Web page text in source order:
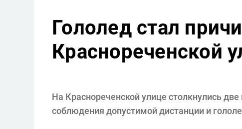
Гололед стал
Краснореченской
На Краснореченской улице столкнулись
соблюдения допустимой дистанции и